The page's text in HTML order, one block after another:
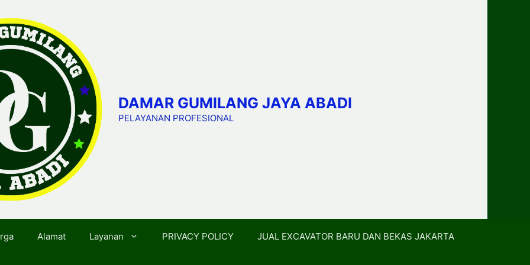
DAMAR GUMILANG JAYA ABADI
PELAYANAN PROFESIONAL
Alamat Layanan PRIVACY POLICY JUAL EXCAVATOR BARU DAN BEKAS JAKARTA